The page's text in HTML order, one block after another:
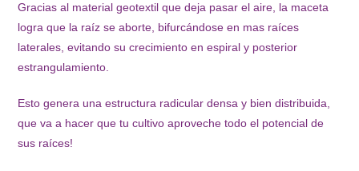
Gracias al material geotextil que deja pasar el aire, la maceta
logra que la raíz se aborte, bifurcándose en mas raíces
laterales, evitando su crecimiento en espiral y posterior
estrangulamiento.
Esto genera una estructura radicular densa y bien distribuida,
que va a hacer que tu cultivo aproveche todo el potencial de
sus raíces!